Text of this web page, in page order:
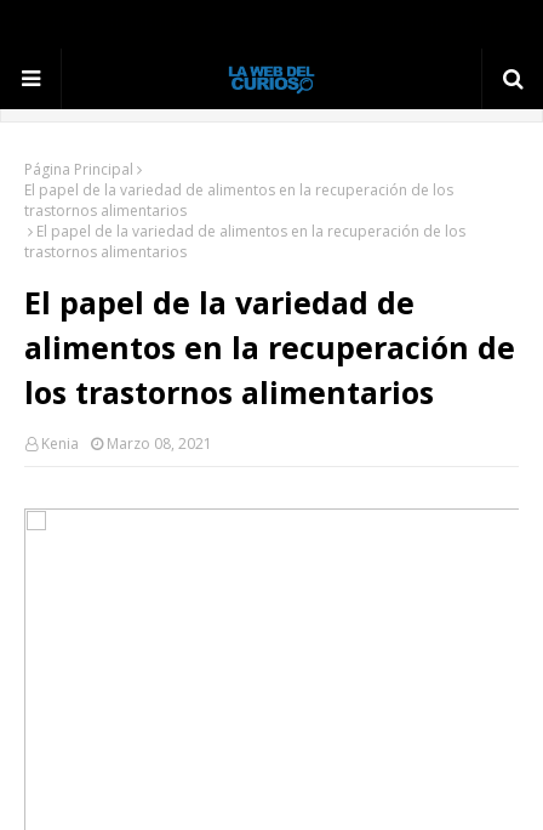
Página Principal
El papel de la variedad de alimentos en la recuperación de los
trastornos alimentarios
El papel de la variedad de alimentos en la recuperación de los
trastornos alimentarios
El papel de la variedad de
alimentos en la recuperación de
los trastornos alimentarios
Kenia Marzo 08, 2021